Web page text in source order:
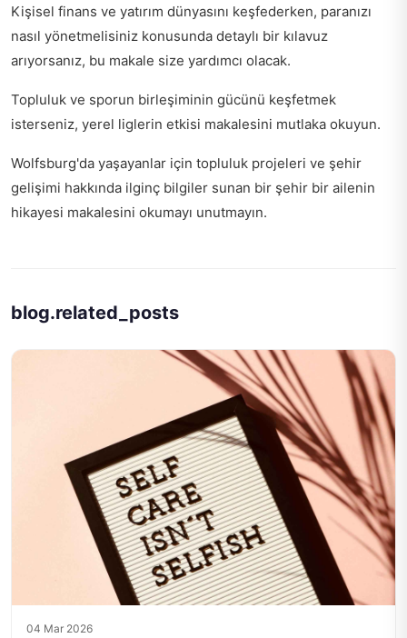
Kişisel finans ve yatırım dünyasını keşfederken, paranızı
nasıl yönetmelisiniz konusunda detaylı bir kılavuz
arıyorsanız, bu makale size yardımcı olacak.
Topluluk ve sporun birleşiminin gücünü keşfetmek
isterseniz, yerel liglerin etkisi makalesini mutlaka okuyun.
Wolfsburg'da yaşayanlar için topluluk projeleri ve şehir
gelişimi hakkında ilginç bilgiler sunan bir şehir bir ailenin
hikayesi makalesini okumayı unutmayın.
blog.related_posts
04 Mar 2026